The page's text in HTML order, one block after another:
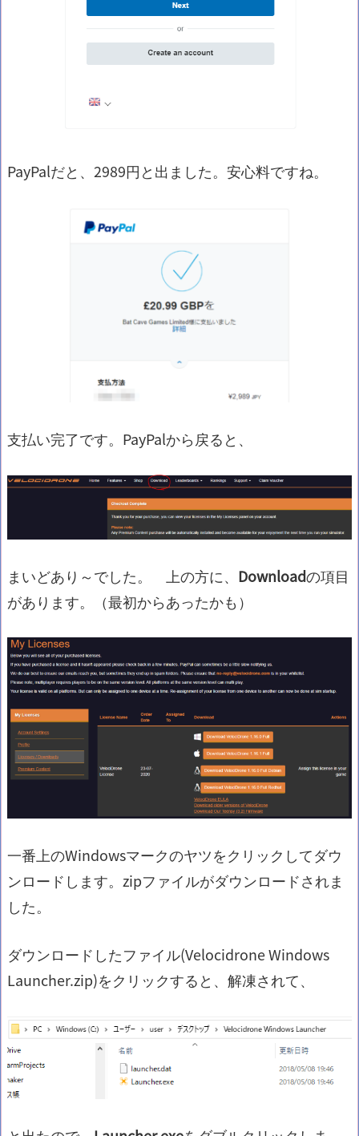
PayPalだと、2989円と出ました。安心料ですね。
支払い完了です。PayPalから戻ると、
まいどあり～でした。 上の方に、 Downloadの項目
があります。（最初からあったかも）
一番上のWindowsマークのヤツをクリックしてダウ
ンロードします。zipファイルがダウンロードされま
した。
ダウンロードしたファイル(Velocidrone Windows
Launcher.zip)をクリックすると、解凍されて、